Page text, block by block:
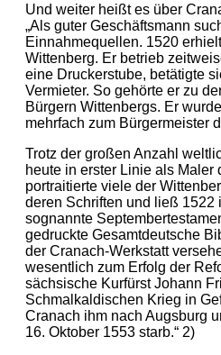
Und weiter heißt es über
„Als guter Geschäftsmann
Einnahmequellen. 1520
Wittenberg. Er betrieb
eine Druckerstube, betätigte
Vermieter. So gehörte er zu
Bürgern Wittenbergs. Er
mehrfach zum Bürgermeister
Trotz der großen Anzahl
heute in erster Linie als Maler
portraitierte viele der
deren Schriften und ließ 1522
sognannte
gedruckte Gesamtdeutsche
der Cranach-Werkstatt
wesentlich zum Erfolg der
sächsische Kurfürst Johann
Schmalkaldischen Krieg in
Cranach ihm nach Augsburg
16. Oktober 1553 starb.“ 2)